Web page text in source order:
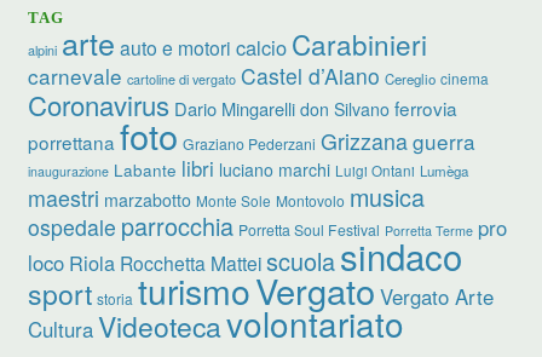
TAG
alpini arte auto e motori calcio Carabinieri
carnevale cartoline di vergato Castel d’Aiano Cereglio cinema
Coronavirus Dario Mingarelli don Silvano ferrovia
porrettana foto Graziano Pederzani Grizzanaguerra
inaugurazione Labante libri luciano marchi Luigi Ontani Lumèga
maestri marzabotto Monte Sole Montovolo musica
ospedale parrocchia Porretta Soul Festival Porretta Terme pro
loco Riola Rocchetta Matteiscuolasindaco
sport storia turismoVergato Vergato Arte
CulturaVideotecavolontariato